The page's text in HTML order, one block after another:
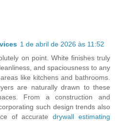
1 de abril de 2026 às 11:52
on point. White finishes truly
and spaciousness to any
like kitchens and bathrooms.
are naturally drawn to these
From a construction and
such design trends also
of accuratedrywall estimating